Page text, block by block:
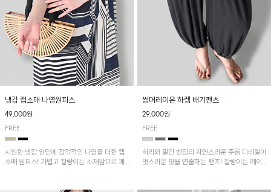
냉감 캡소매 나염원피스
49,000원
FREE
시원한 냉감 원단에 감각적인 나염을 더한 캡
소매 원피스! 가볍고 찰랑이는 소재감으로 쾌
썸머레이온 하렘 배기팬츠
29,000원
FREE
허리와 밑단 밴딩의 자연스러운 주름 디테일이
멋스러운 핏을 연출하는 팬츠! 찰랑이는 레이